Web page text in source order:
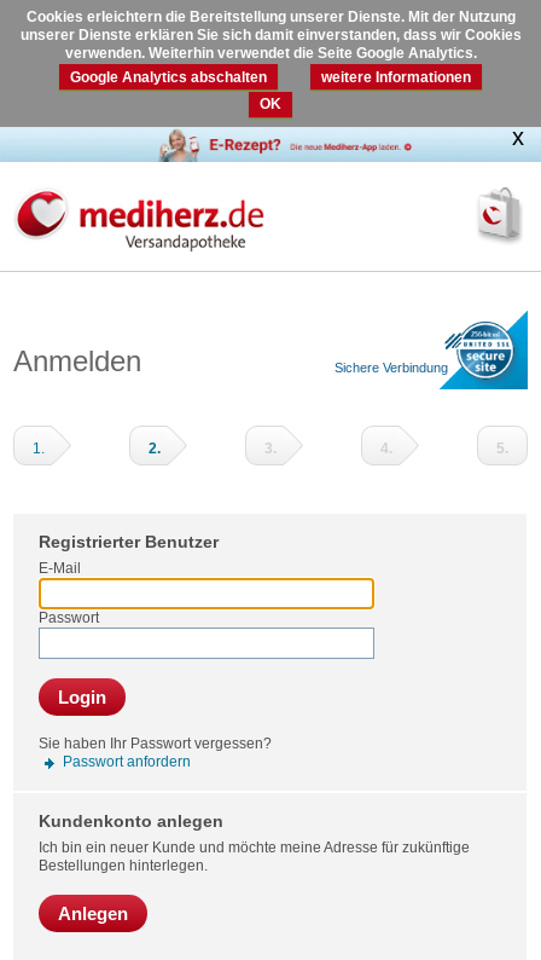
Cookies erleichtern die Bereitstellung unserer Dienste. Mit der Nutzung
unserer Dienste erklären Sie sich damit einverstanden, dass wir Cookies
verwenden. Weiterhin verwendet die Seite Google Analytics.
Google Analytics abschalten
weitere Informationen
OK
Anmelden Sichere Verbindung
1. 2. 3. 4. 5.
Registrierter Benutzer
E-Mail
Passwort
Login
Sie haben Ihr Passwort vergessen?
Passwort anfordern
Kundenkonto anlegen
Ich bin ein neuer Kunde und möchte meine Adresse für zukünftige
Bestellungen hinterlegen.
Anlegen